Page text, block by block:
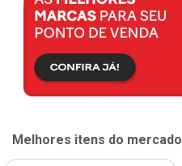
Melhores itens do mercado